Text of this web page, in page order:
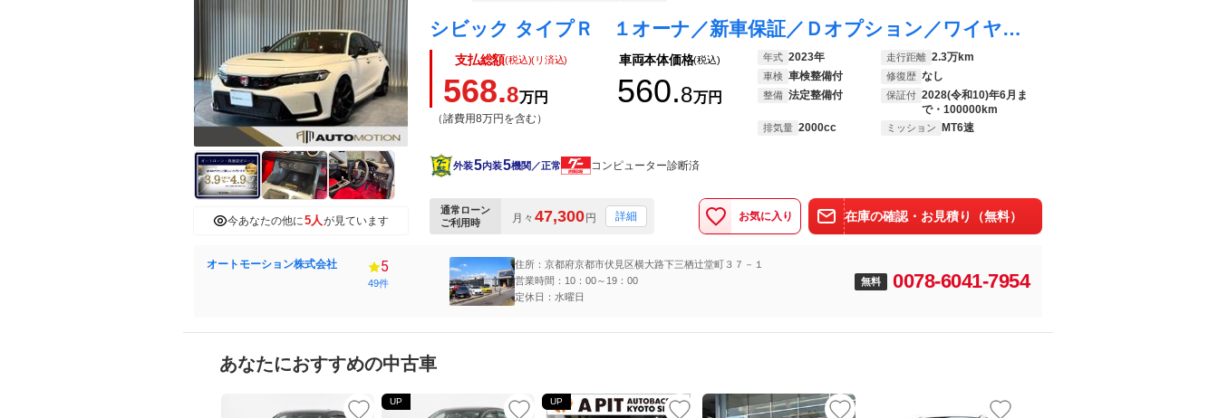
今あなたの他に5人が見ています
シビック タイプＲ １オーナ／新車保証／Ｄオプション／ワイヤレス充電／専用フロアマット／インテリアＬＥＤイルミ／専用エアロ／１９ＡＷ／レッドキャリパ／ホンダコネクト／ホンダセンシング／専用スエードスポーツシート／ＥＴＣ
支払総額(税込)(リ済込)
568.8万円
（諸費用8万円を含む）
車両本体価格(税込)
560.8万円
年式 2023年 走行距離 2.3万km
車検 車検整備付 修復歴 なし
整備 法定整備付 保証付 2028(令和10)年6月ま
で・100000km
排気量 2000cc ミッション MT6速
外装5内装5機関／正常 コンピューター診断済
通常ローン
ご利用時
月々 47,300円 詳細 お気に入り 在庫の確認・お見積り（無料）
オートモーション株式会社 5
49件
住所：京都府京都市伏見区横大路下三栖辻堂町３７－１
営業時間：10：00～19：00
定休日：水曜日
無料 0078-6041-7954
あなたにおすすめの中古車
UP UP